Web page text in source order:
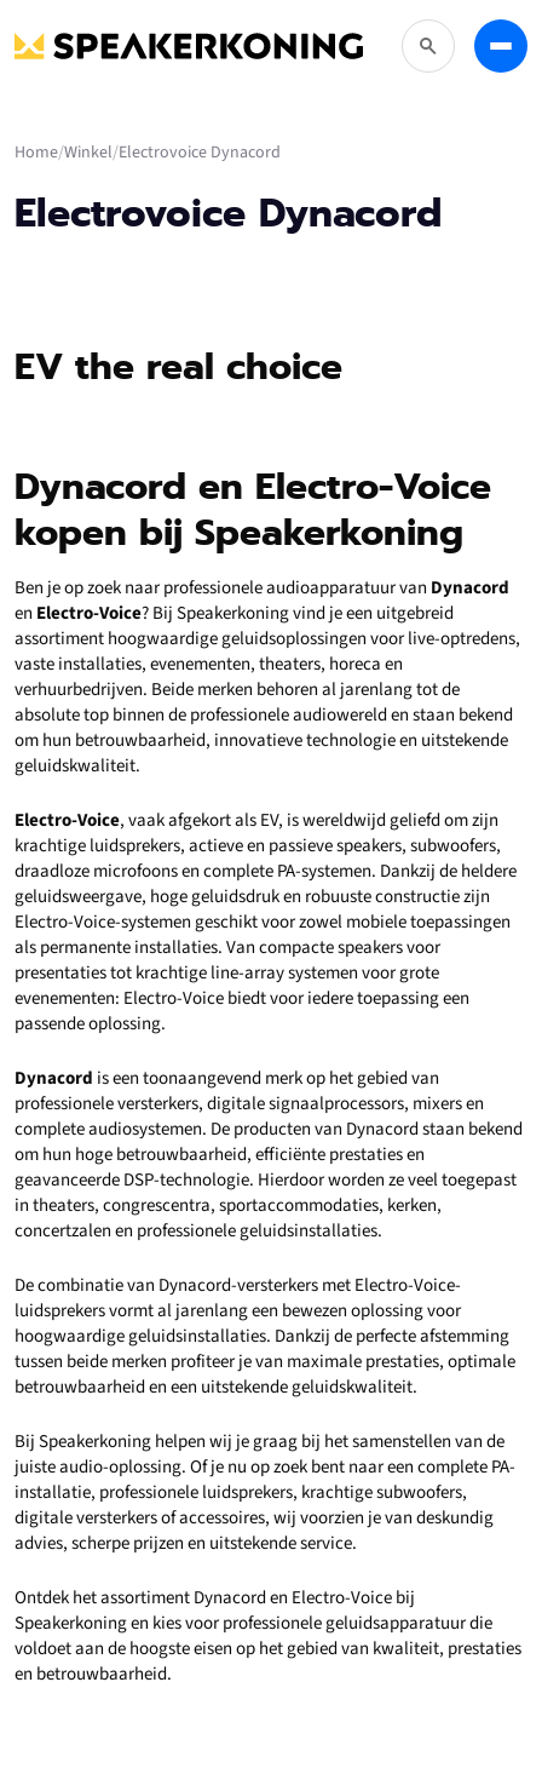
Zoeken
Home Winkel Electrovoice Dynacord
Electrovoice Dynacord
EV the real choice
Dynacord en Electro-Voice
kopen bij Speakerkoning
Ben je op zoek naar professionele audioapparatuur van Dynacord
en Electro-Voice? Bij Speakerkoning vind je een uitgebreid
assortiment hoogwaardige geluidsoplossingen voor live-optredens,
vaste installaties, evenementen, theaters, horeca en
verhuurbedrijven. Beide merken behoren al jarenlang tot de
absolute top binnen de professionele audiowereld en staan bekend
om hun betrouwbaarheid, innovatieve technologie en uitstekende
geluidskwaliteit.
Electro-Voice, vaak afgekort als EV, is wereldwijd geliefd om zijn
krachtige luidsprekers, actieve en passieve speakers, subwoofers,
draadloze microfoons en complete PA-systemen. Dankzij de heldere
geluidsweergave, hoge geluidsdruk en robuuste constructie zijn
Electro-Voice-systemen geschikt voor zowel mobiele toepassingen
als permanente installaties. Van compacte speakers voor
presentaties tot krachtige line-array systemen voor grote
evenementen: Electro-Voice biedt voor iedere toepassing een
passende oplossing.
Dynacord is een toonaangevend merk op het gebied van
professionele versterkers, digitale signaalprocessors, mixers en
complete audiosystemen. De producten van Dynacord staan bekend
om hun hoge betrouwbaarheid, efficiënte prestaties en
geavanceerde DSP-technologie. Hierdoor worden ze veel toegepast
in theaters, congrescentra, sportaccommodaties, kerken,
concertzalen en professionele geluidsinstallaties.
De combinatie van Dynacord-versterkers met Electro-Voice-
luidsprekers vormt al jarenlang een bewezen oplossing voor
hoogwaardige geluidsinstallaties. Dankzij de perfecte afstemming
tussen beide merken profiteer je van maximale prestaties, optimale
betrouwbaarheid en een uitstekende geluidskwaliteit.
Bij Speakerkoning helpen wij je graag bij het samenstellen van de
juiste audio-oplossing. Of je nu op zoek bent naar een complete PA-
installatie, professionele luidsprekers, krachtige subwoofers,
digitale versterkers of accessoires, wij voorzien je van deskundig
advies, scherpe prijzen en uitstekende service.
Ontdek het assortiment Dynacord en Electro-Voice bij
Speakerkoning en kies voor professionele geluidsapparatuur die
voldoet aan de hoogste eisen op het gebied van kwaliteit, prestaties
en betrouwbaarheid.